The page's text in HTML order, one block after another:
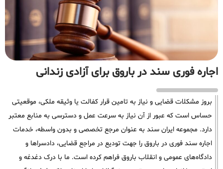
اجاره فوری سند در باروق برای آزادی زندانی
بروز مشکلات قضایی و نیاز به تامین قرار کفالت یا وثیقه ملکی، موقعیتی
حساس است که عبور از آن نیاز به سرعت عمل و دسترسی به منابع معتبر
دارد. مجموعه ایران سند به عنوان مرجع تخصصی و بدون واسطه، خدمات
اجاره سند فوری در باروق را جهت تودیع در مراجع قضایی، دادسراها و
دادگاه‌های عمومی و انقلاب باروق فراهم کرده است. ما با درک دغدغه و